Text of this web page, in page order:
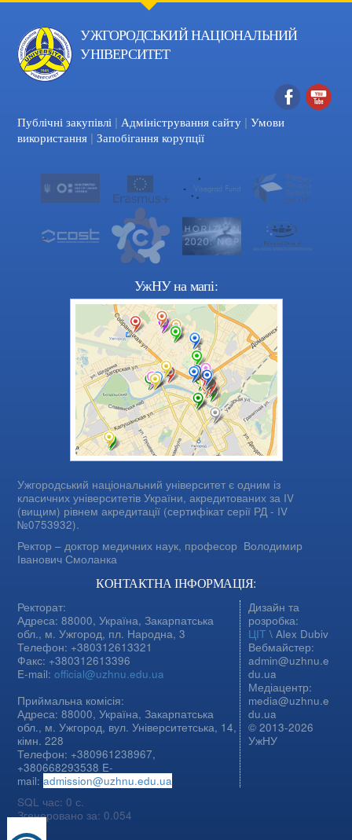
УЖГОРОДСЬКИЙ НАЦІОНАЛЬНИЙ
УНІВЕРСИТЕТ
Facebook
Публічні закупівлі | Адміністрування сайту | Умови
використання | Запобігання корупції
УжНУ на мапі:
Ужгородський національний університет є одним із
класичних університетів України, акредитованих за IV
(вищим) рівнем акредитації (сертифікат серії РД - IV
№0753932).
Ректор – доктор медичних наук, професор Володимир
Іванович Смоланка
КОНТАКТНА ІНФОРМАЦІЯ:
Ректорат:
Адреса: 88000, Україна, Закарпатська
обл., м. Ужгород, пл. Народна, 3
Телефон: +380312613321
Факс: +380312613396
E-mail:official@uzhnu.edu.ua
Приймальна комісія:
Адреса: 88000, Україна, Закарпатська
обл., м. Ужгород, вул. Університетська, 14,
кімн. 228
Телефон: +380961238967,
+380668293538 E-
mail:admission@uzhnu.edu.ua
Дизайн та
розробка:
ЦІТ \ Alex Dubiv
Вебмайстер:
admin@uzhnu.e
du.ua
Медіацентр:
media@uzhnu.e
du.ua
© 2013-2026
УжНУ
SQL час: 0 с.
Згенеровано за: 0.054